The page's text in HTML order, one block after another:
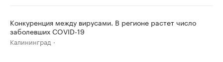
Конкуренция между вирусами. В регионе растет число
заболевших COVID-19
Калининград